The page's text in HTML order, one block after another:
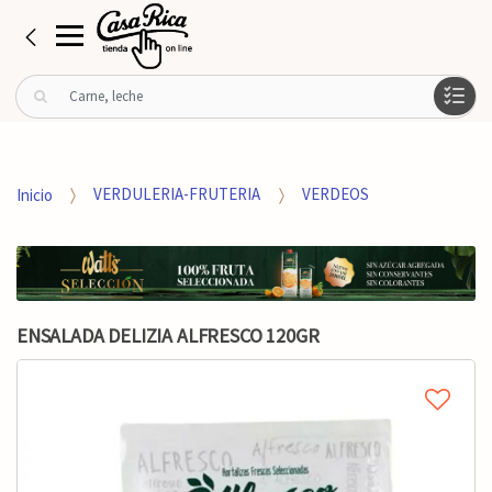
B
u
r
o
r
:
Inicio VERDULERIA-FRUTERIA VERDEOS
ENSALADA DELIZIA ALFRESCO 120GR